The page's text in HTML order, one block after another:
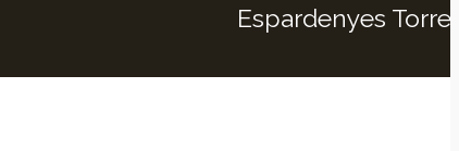
Espardenyes